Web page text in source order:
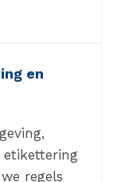
en
etikettering
regels